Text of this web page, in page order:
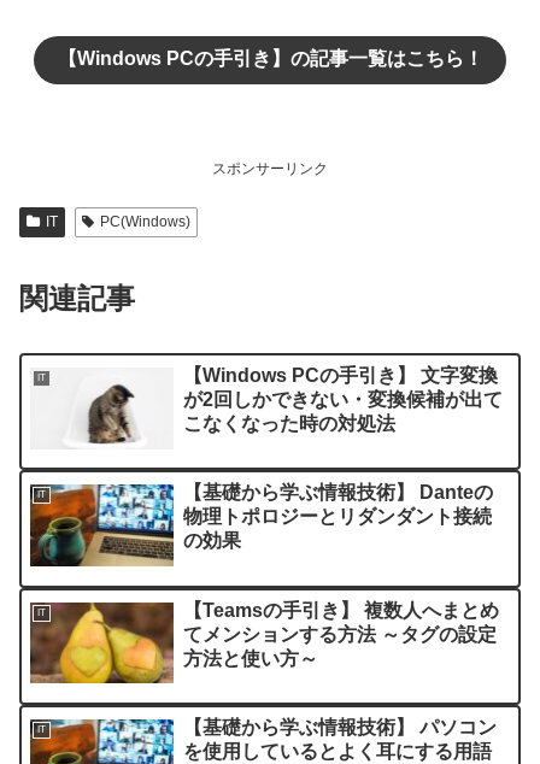
【Windows PCの手引き】の記事一覧はこちら！
スポンサーリンク
IT PC(Windows)
関連記事
IT
【Windows PCの手引き】 文字変換
が2回しかできない・変換候補が出て
こなくなった時の対処法
IT
【基礎から学ぶ情報技術】 Danteの
物理トポロジーとリダンダント接続
の効果
IT
【Teamsの手引き】 複数人へまとめ
てメンションする方法 ～タグの設定
方法と使い方～
IT
【基礎から学ぶ情報技術】 パソコン
を使用しているとよく耳にする用語